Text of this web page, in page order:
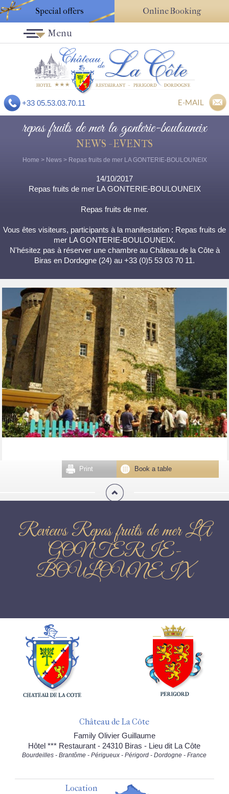
Special offers Online Booking
+33 05.53.03.70.11 E-MAIL
Menu
repas fruits de mer la gonterie-boulouneix
NEWS - EVENTS
Home > News> Repas fruits de mer LA GONTERIE-BOULOUNEIX
14/10/2017
Repas fruits de mer LA GONTERIE-BOULOUNEIX
Repas fruits de mer.
Vous êtes visiteurs, participants à la manifestation : Repas fruits de
mer LA GONTERIE-BOULOUNEIX.
N'hésitez pas à réserver une chambre au Château de la Côte à
Biras en Dordogne (24) au +33 (0)5 53 03 70 11.
Book a table
Print
Reviews Repas fruits de mer LA
GONTERIE-
BOULOUNEIX
Château de La Côte
Family Olivier Guillaume
Hôtel *** Restaurant - 24310 Biras - Lieu dit La Côte
Bourdeilles - Brantôme - Périgueux - Périgord - Dordogne - France
Location